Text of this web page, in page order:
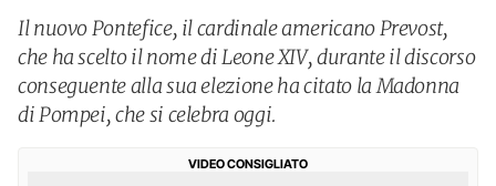
Il nuovo Pontefice, il cardinale americano Prevost,
che ha scelto il nome di Leone XIV, durante il discorso
conseguente alla sua elezione ha citato la Madonna
di Pompei, che si celebra oggi.
VIDEO CONSIGLIATO